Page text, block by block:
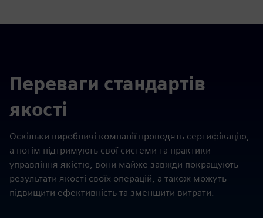
Переваги стандартів
якості
Оскільки виробничі компанії проводять сертифікацію,
а потім підтримують свої системи та практики
управління якістю, вони майже завжди покращують
результати якості своїх операцій, а також можуть
підвищити ефективність та зменшити витрати.